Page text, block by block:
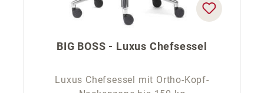
BIG BOSS - Luxus Chefsessel
Luxus Chefsessel mit Ortho-Kopf-